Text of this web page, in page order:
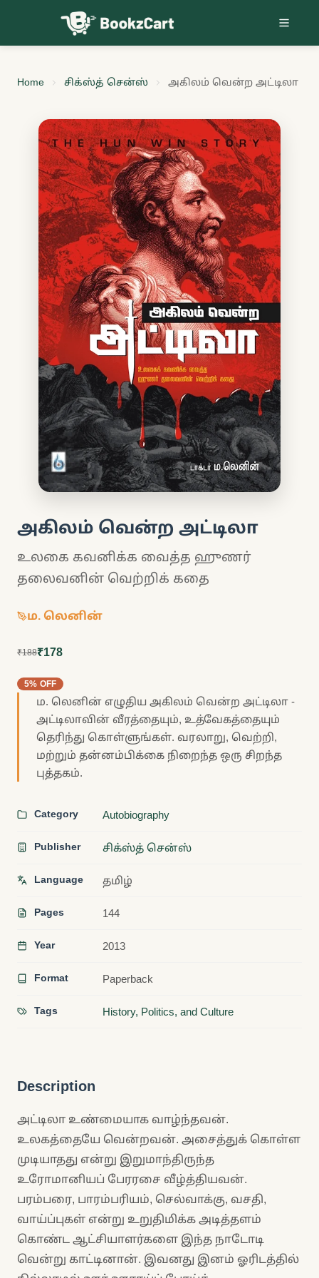
Skip to content
Home சிக்ஸ்த் சென்ஸ் அகிலம் வென்ற அட்டிலா
அகிலம் வென்ற அட்டிலா
உலகை கவனிக்க வைத்த ஹுணர்
தலைவனின் வெற்றிக் கதை
ம. லெனின்
₹188₹178
5% OFF
ம. லெனின் எழுதிய அகிலம் வென்ற அட்டிலா -
அட்டிலாவின் வீரத்தையும், உத்வேகத்தையும்
தெரிந்து கொள்ளுங்கள். வரலாறு, வெற்றி,
மற்றும் தன்னம்பிக்கை நிறைந்த ஒரு சிறந்த
புத்தகம்.
Category Autobiography
Publisher சிக்ஸ்த் சென்ஸ்
Language தமிழ்
Pages 144
Year 2013
Format Paperback
Tags History, Politics, and Culture
Description
அட்டிலா உண்மையாக வாழ்ந்தவன்.
உலகத்தையே வென்றவன். அசைத்துக் கொள்ள
முடியாதது என்று இறுமாந்திருந்த
உரோமானியப் பேரரசை வீழ்த்தியவன்.
பரம்பரை, பாரம்பரியம், செல்வாக்கு, வசதி,
வாய்ப்புகள் என்று உறுதிமிக்க அடித்தளம்
கொண்ட ஆட்சியாளர்களை இந்த நாடோடி
வென்று காட்டினான். இவனது இனம் ஓரிடத்தில்